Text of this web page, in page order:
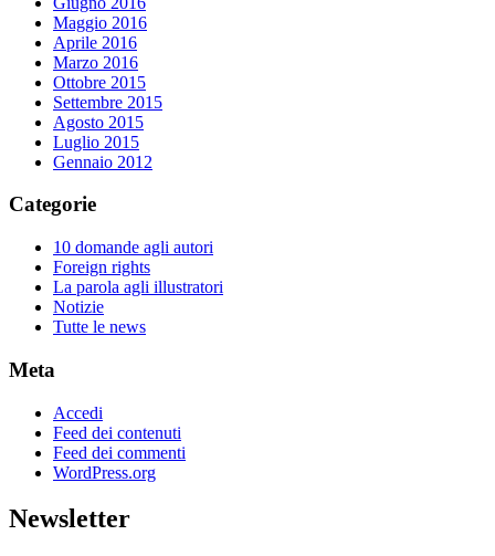
Maggio 2016
Aprile 2016
Marzo 2016
Ottobre 2015
Settembre 2015
Agosto 2015
Luglio 2015
Gennaio 2012
Categorie
10 domande agli autori
Foreign rights
La parola agli illustratori
Notizie
Tutte le news
Meta
Accedi
Feed dei contenuti
Feed dei commenti
WordPress.org
Newsletter